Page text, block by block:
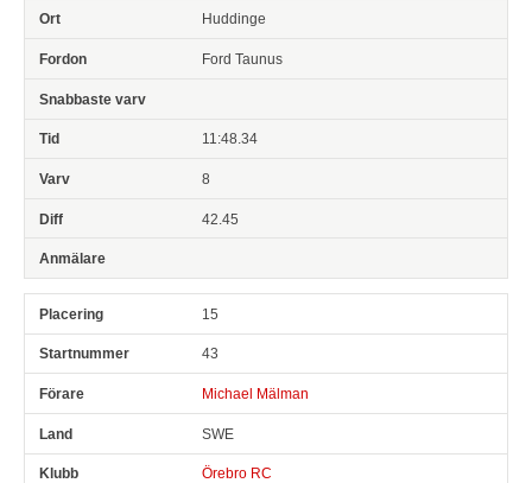
Huddinge
Ford Taunus
11:48.34
8
42.45
15
43
Michael Mälman
SWE
Örebro RC